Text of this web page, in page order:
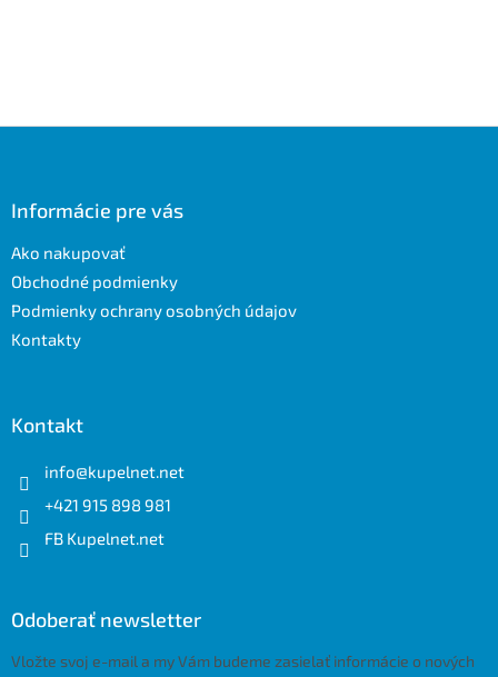
Informácie pre vás
Ako nakupovať
Obchodné podmienky
Podmienky ochrany osobných údajov
Kontakty
Kontakt
info@kupelnet.net
+421 915 898 981
FB Kupelnet.net
Odoberať newsletter
Vložte svoj e-mail a my Vám budeme zasielať informácie o nových